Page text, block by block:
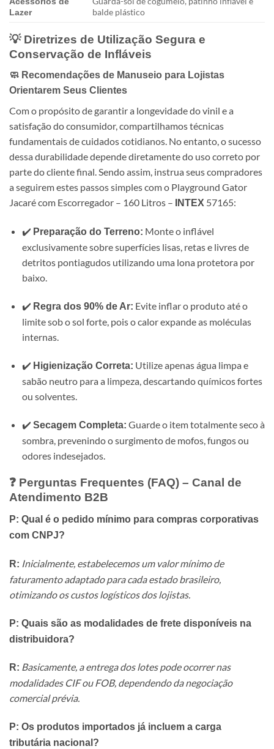
Lazer
balde plástico
💡 Diretrizes de Utilização Segura e
Conservação de Infláveis
🧼 Recomendações de Manuseio para Lojistas
Orientarem Seus Clientes
Com o propósito de garantir a longevidade do vinil e a
satisfação do consumidor, compartilhamos técnicas
fundamentais de cuidados cotidianos. No entanto, o sucesso
dessa durabilidade depende diretamente do uso correto por
parte do cliente final. Sendo assim, instrua seus compradores
a seguirem estes passos simples com o Playground Gator
Jacaré com Escorregador – 160 Litros –
INTEX 57165:
✔️ Preparação do Terreno: Monte o inflável
exclusivamente sobre superfícies lisas, retas e livres de
detritos pontiagudos utilizando uma lona protetora por
baixo.
✔️ Regra dos 90% de Ar: Evite inflar o produto até o
limite sob o sol forte, pois o calor expande as moléculas
internas.
✔️ Higienização Correta: Utilize apenas água limpa e
sabão neutro para a limpeza, descartando químicos fortes
ou solventes.
✔️ Secagem Completa: Guarde o item totalmente seco à
sombra, prevenindo o surgimento de mofos, fungos ou
odores indesejados.
❓ Perguntas Frequentes (FAQ) – Canal de
Atendimento B2B
P: Qual é o pedido mínimo para compras corporativas
com CNPJ?
R: Inicialmente, estabelecemos um valor mínimo de
faturamento adaptado para cada estado brasileiro,
otimizando os custos logísticos dos lojistas.
P: Quais são as modalidades de frete disponíveis na
distribuidora?
R: Basicamente, a entrega dos lotes pode ocorrer nas
modalidades CIF ou FOB, dependendo da negociação
comercial prévia.
P: Os produtos importados já incluem a carga
tributária nacional?